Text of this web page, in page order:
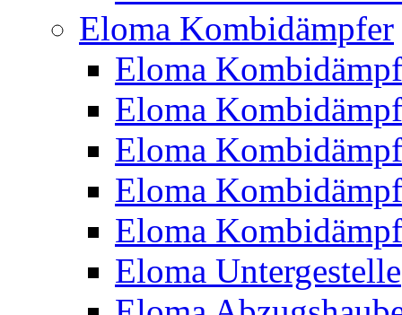
Eloma Kombidämpfer
Eloma
Eloma
Eloma
Eloma
Eloma
Eloma Untergestelle